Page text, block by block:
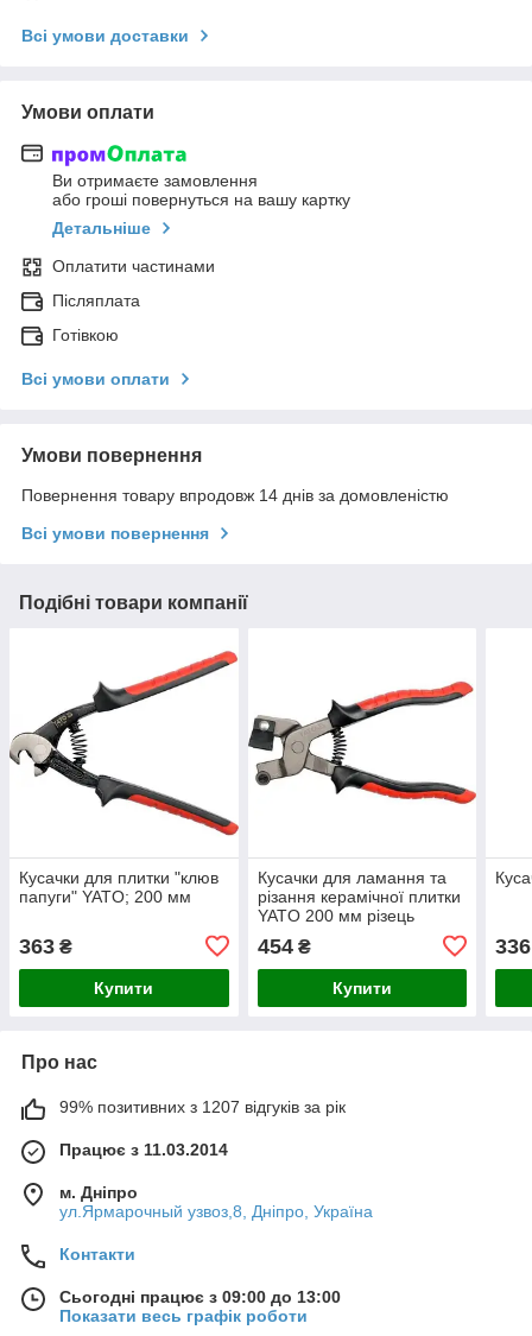
Всі умови доставки
Умови оплати
Ви отримаєте замовлення
або гроші повернуться на вашу картку
Детальніше
Оплатити частинами
Післяплата
Готівкою
Всі умови оплати
Умови повернення
Повернення товару впродовж 14 днів за домовленістю
Всі умови повернення
Подібні товари компанії
Кусачки для плитки "клюв
папуги" YATO; 200 мм
363 ₴
Купити
Кусачки для ламання та
різання керамічної плитки
YATO 200 мм різець
454₴
Купити
336
Про нас
99% позитивних з 1207 відгуків за рік
Працює з 11.03.2014
м. Дніпро
ул.Ярмарочный узвоз,8, Дніпро, Україна
Контакти
Сьогодні працює з 09:00 до 13:00
Показати весь графік роботи